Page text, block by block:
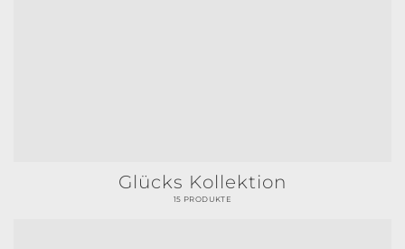
Glücks Kollektion
15 PRODUKTE